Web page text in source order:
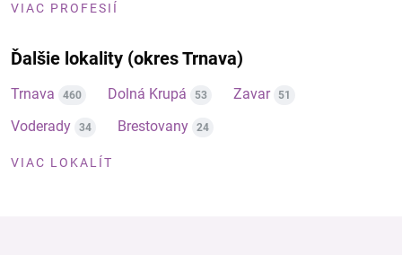
VIAC PROFESIÍ
Ďalšie lokality (okres Trnava)
Trnava 460 Dolná Krupá 53 Zavar 51
Voderady 34 Brestovany 24
VIAC LOKALÍT